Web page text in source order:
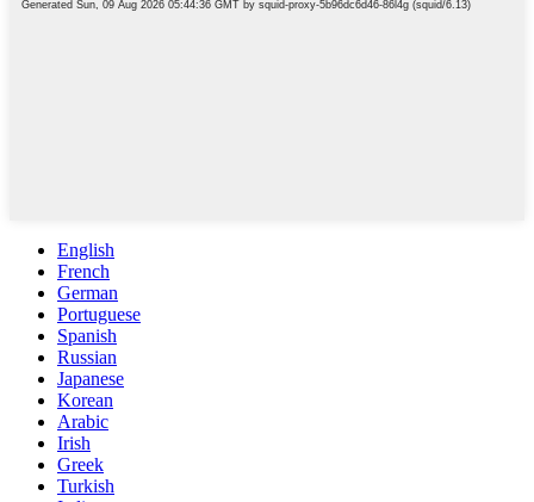
English
French
German
Portuguese
Spanish
Russian
Japanese
Korean
Arabic
Irish
Greek
Turkish